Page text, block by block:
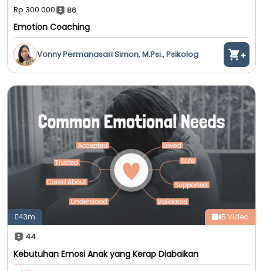
Rp 300.000 86
Emotion Coaching
Vonny Permanasari Simon, M.Psi., Psikolog
43m 5 Video
44
Kebutuhan Emosi Anak yang Kerap Diabaikan